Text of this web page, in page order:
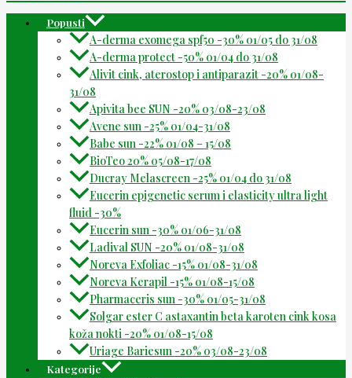
Popusti
A-derma exomega spf50 -30% 01/05 do 31/08
A-derma protect -50% 01/04 do 31/08
Alivit cink, aterostop i antiparazit -20% 01/08-
31/08
Apivita bee SUN -20% 03/08-23/08
Avene sun -25% 01/04-31/08
Babe sun -22% 01/08 – 15/08
BioTeo 20% 05/08-17/08
Ducray Melascreen -25% 01/04 do 31/08
Eucerin epigenetic serum i elasticity ultra light
fluid -30%
Eucerin sun -30% 01/06-31/08
Ladival SUN -20% 01/08-31/08
Noreva Exfoliac -15% 01/08-31/08
Noreva Kerapil -15% 01/08-15/08
Pharmaceris sun -30% 01/05-31/08
Solgar ester C astaxantin beta karoten cink kosa
koža nokti -20% 01/08-15/08
Uriage Bariesun -20% 03/08-23/08
Kategorije